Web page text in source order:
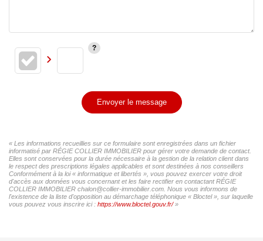
Envoyer le message
« Les informations recueillies sur ce formulaire sont enregistrées dans un fichier
informatisé par RÉGIE COLLIER IMMOBILIER pour gérer votre demande de contact.
Elles sont conservées pour la durée nécessaire à la gestion de la relation client dans
le respect des prescriptions légales applicables et sont destinées à nos conseillers
Conformément à la loi « informatique et libertés », vous pouvez exercer votre droit
d'accès aux données vous concernant et les faire rectifier en contactant RÉGIE
COLLIER IMMOBILIER chalon@collier-immobilier.com. Nous vous informons de
l'existence de la liste d'opposition au démarchage téléphonique « Bloctel », sur laquelle
vous pouvez vous inscrire ici : https://www.bloctel.gouv.fr/»